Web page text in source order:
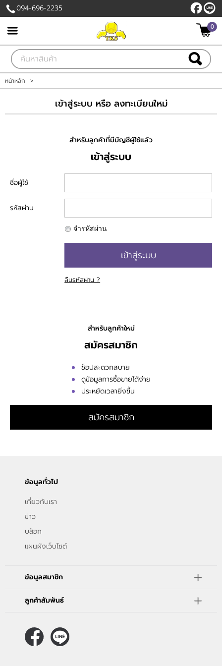
เข้าสู่ระบบ สมัครสมาชิก
สินค้าที่สนใจ( 0 )
ติดต่อเรา
แจ้งชำระเงิน
094-696-2235
0
หน้าหลัก >
เข้าสู่ระบบ หรือ ลงทะเบียนใหม่
เข้าสู่ระบบ
สำหรับลูกค้าที่มีบัญชีผู้ใช้แล้ว
ชื่อผู้ใช้
รหัสผ่าน
จำรหัสผ่าน
เข้าสู่ระบบ
ลืมรหัสผ่าน ?
สมัครสมาชิก
สำหรับลูกค้าใหม่
ช็อปสะดวกสบาย
ดูข้อมูลการซื้อขายได้ง่าย
ประหยัดเวลายิ่งขึ้น
สมัครสมาชิก
ข้อมูลทั่วไป
เกี่ยวกับเรา
ข่าว
บล็อก
แผนผังเว็บไซต์
ข้อมูลสมาชิก
ลูกค้าสัมพันธ์